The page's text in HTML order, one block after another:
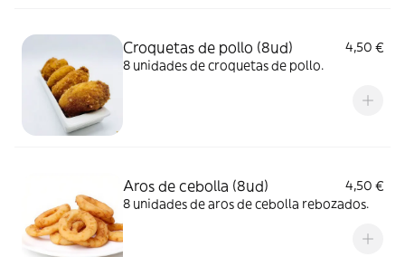
Croquetas de pollo (8ud)
4,50 €
8 unidades de croquetas de pollo.
Aros de cebolla (8ud)
4,50 €
8 unidades de aros de cebolla rebozados.